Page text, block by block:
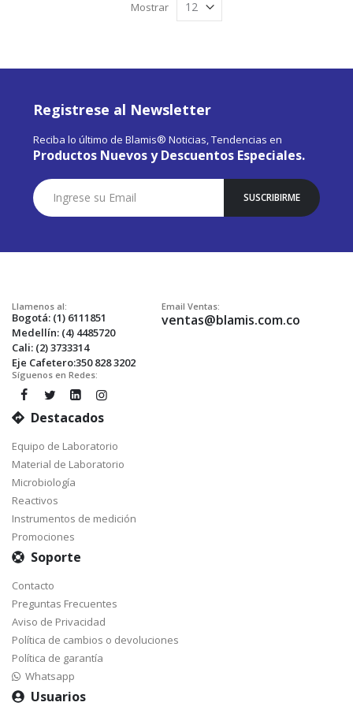
Mostrar
Registrese al Newsletter
Reciba lo último de Blamis® Noticias, Tendencias en
Productos Nuevos y Descuentos Especiales.
Suscríbase
a
Nuestro
SUSCRIBIRME
Llamenos al:
Bogotá: (1) 6111851
Medellín: (4) 4485720
Cali: (2) 3733314
Eje Cafetero:350 828 3202
Email Ventas:
ventas@blamis.com.co
Síguenos en Redes:
Destacados
Equipo de Laboratorio
Material de Laboratorio
Microbiología
Reactivos
Instrumentos de medición
Promociones
Soporte
Contacto
Preguntas Frecuentes
Aviso de Privacidad
Política de cambios o devoluciones
Política de garantía
Whatsapp
Usuarios